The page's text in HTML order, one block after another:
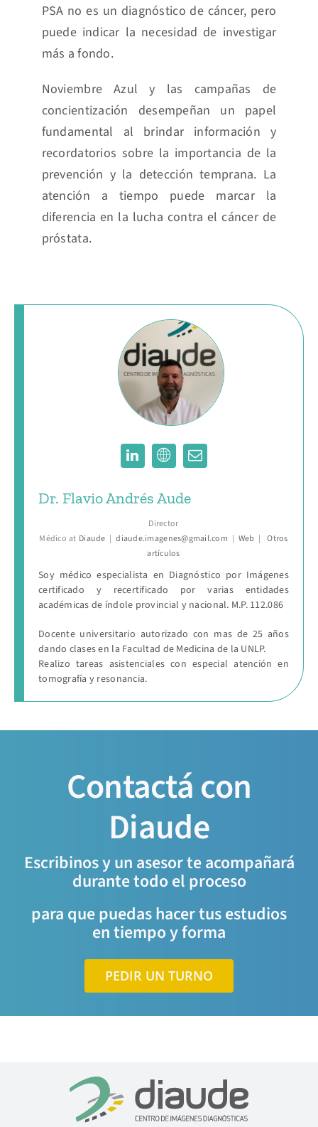
PSA no es un diagnóstico de cáncer, pero
puede indicar la necesidad de investigar
más a fondo.
Noviembre Azul y las campañas de
concientización desempeñan un papel
fundamental al brindar información y
recordatorios sobre la importancia de la
prevención y la detección temprana. La
atención a tiempo puede marcar la
diferencia en la lucha contra el cáncer de
próstata.
Dr. Flavio Andrés Aude
Director
Médico at Diaude | diaude.imagenes@gmail.com | Web |
Otros
artículos
Soy médico especialista en Diagnóstico por Imágenes
certificado y recertificado por varias entidades
académicas de índole provincial y nacional. M.P. 112.086
Docente universitario autorizado con mas de 25 años
dando clases en la Facultad de Medicina de la UNLP.
Realizo tareas asistenciales con especial atención en
tomografía y resonancia.
Contactá con
Diaude
Escribinos y un asesor te acompañará
durante todo el proceso
para que puedas hacer tus estudios
en tiempo y forma
PEDIR UN TURNO